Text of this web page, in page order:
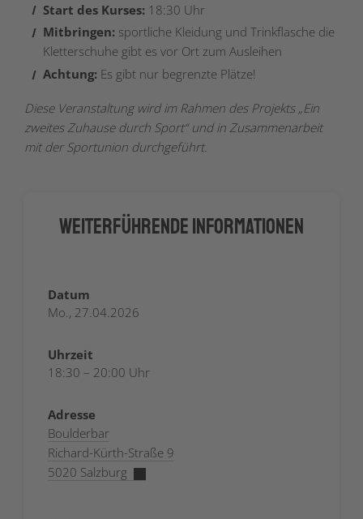
Start des Kurses:18:30 Uhr
Mitbringen:sportliche Kleidung und Trinkflasche die
Kletterschuhe gibt es vor Ort zum Ausleihen
Achtung:Es gibt nur begrenzte Plätze!
Diese Veranstaltung wird im Rahmen des Projekts „Ein
zweites Zuhause durch Sport“ und in Zusammenarbeit
mit der Sportunion durchgeführt.
Weiterführende Informationen
Datum
Mo., 27.04.2026
Uhrzeit
18:30 – 20:00 Uhr
Adresse
Boulderbar
Richard-Kürth-Straße 9
5020 Salzburg